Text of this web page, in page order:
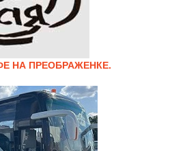
НА ПРЕОБРАЖЕНКЕ.